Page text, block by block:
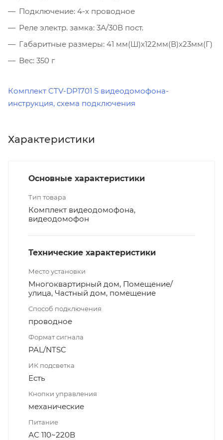
Подключение: 4-х проводное
Реле электр. замка: 3А/30В пост.
Габаритные размеры: 41 мм(Ш)х122мм(В)х23мм(Г)
Вес: 350 г
Комплект CTV-DP1701 S видеодомофона-
инструкция, схема подключения
Характеристики
Основные характеристики
Тип товара
Комплект видеодомофона,
видеодомофон
Технические характеристики
Место установки
Многоквартирный дом, Помещение/
улица, Частный дом, помещение
Способ подключения
проводное
Формат сигнала
PAL/NTSC
ИК подсветка
Есть
Кнопки управления
механические
Питание
АС 110~220В